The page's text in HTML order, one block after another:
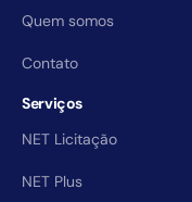
Quem somos
Contato
Serviços
NET Licitação
NET Plus